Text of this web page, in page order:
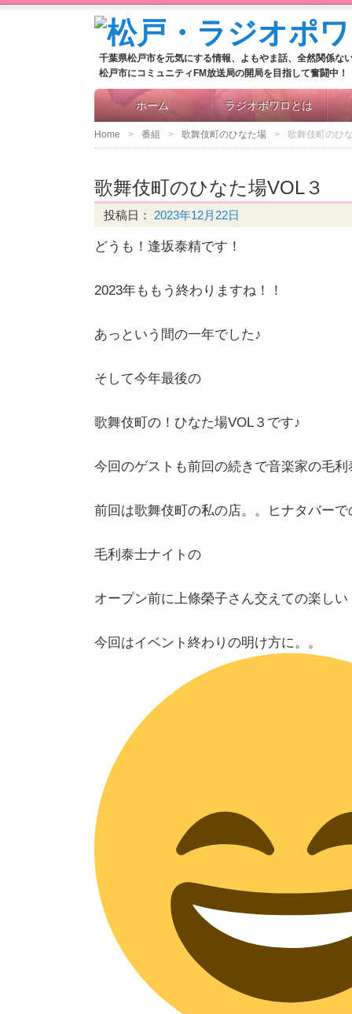
千葉県松戸市を元気にする情報、よもやま話、全然関係な
松戸市にコミュニティFM放送局の開局を目指して奮闘中！
ホーム ラジオポワロとは
Home 番組 歌舞伎町のひなた場 歌舞伎町のひ
歌舞伎町のひなた場VOL３
投稿日： 2023年12月22日
どうも！逢坂泰精です！
2023年ももう終わりますね！！
あっという間の一年でした♪
そして今年最後の
歌舞伎町の！ひなた場VOL３です♪
今回のゲストも前回の続きで音楽家の毛
前回は歌舞伎町の私の店。。ヒナタバー
毛利泰士ナイトの
オープン前に上條榮子さん交えての楽し
今回はイベント終わりの明け方に。。